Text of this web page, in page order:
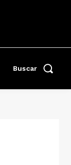
Buscar